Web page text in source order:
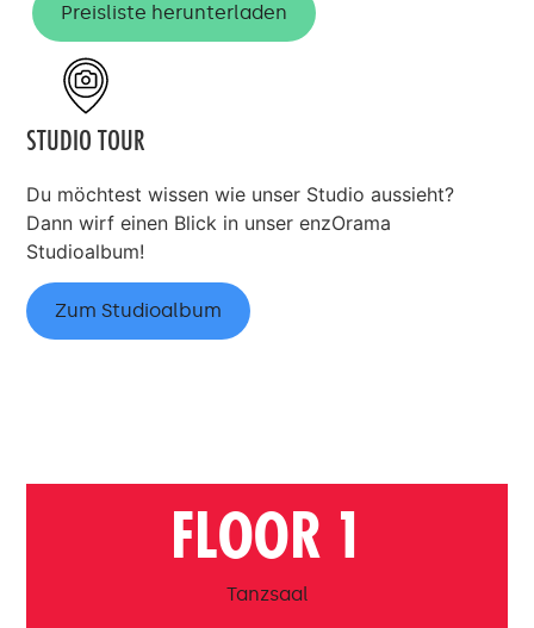
Preisliste herunterladen
STUDIO TOUR
Du möchtest wissen wie unser Studio aussieht?
Dann wirf einen Blick in unser enzOrama
Studioalbum!
Zum Studioalbum
FLOOR 1
Tanzsaal